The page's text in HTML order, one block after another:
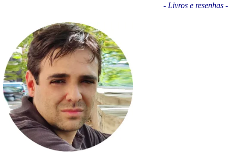
- Livros e resenhas -